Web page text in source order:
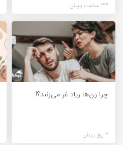
23 ساعت پیش
چرا زن‌ها زیاد غر می‌زنند؟!
2 روز پیش